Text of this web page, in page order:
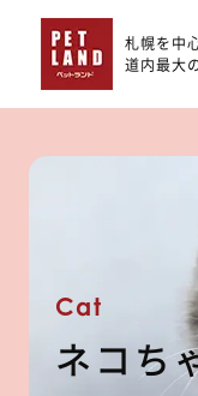
札幌を中
道内最大
Cat
ネコち